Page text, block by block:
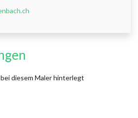
diesem Maler hinterlegt